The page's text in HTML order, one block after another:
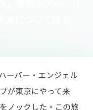
ーバー・エンジェル
が東京にやって来
ノックした。この旅